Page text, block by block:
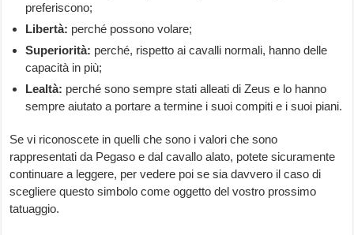
preferiscono;
Libertà: perché possono volare;
Superiorità: perché, rispetto ai cavalli normali, hanno delle
capacità in più;
Lealtà: perché sono sempre stati alleati di Zeus e lo hanno
sempre aiutato a portare a termine i suoi compiti e i suoi piani.
Se vi riconoscete in quelli che sono i valori che sono
rappresentati da Pegaso e dal cavallo alato, potete sicuramente
continuare a leggere, per vedere poi se sia davvero il caso di
scegliere questo simbolo come oggetto del vostro prossimo
tatuaggio.